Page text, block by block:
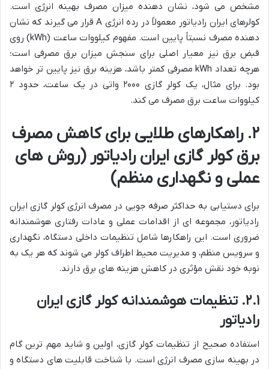
مشخص می شود، نشان دهنده میزان مصرف بهینه انرژی است.
کولرهای ایران رادیاتور معمولاً در رده انرژی A قرار می گیرند که نشان
دهنده مصرف نسبتاً پایین است. مفهوم کیلووات ساعت (kWh) روی
قبض برق نیز معیار اصلی برای سنجش میزان برق مصرفی است؛
هرچه تعداد kWh مصرفی کمتر باشد، هزینه برق نیز پایین تر خواهد
بود. برای مثال، یک کولر گازی ۲۰۰۰ واتی در یک ساعت، حدود ۲
کیلووات ساعت برق مصرف می کند.
۲. راهکارهای طلایی برای کاهش مصرف
برق کولر گازی ایران رادیاتور (روش های
عملی و نگهداری منظم)
برای دستیابی به حداکثر صرفه جویی در مصرف انرژی کولر گازی ایران
رادیاتور، مجموعه ای از اقدامات عملی و عادات رفتاری هوشمندانه
ضروری است. این راهکارها شامل تنظیمات داخلی دستگاه، نگهداری
و سرویس منظم، و مدیریت محیط اطراف کولر می شوند که هر یک به
نوبه خود نقش مؤثری در کاهش هزینه های برق دارند.
۲.۱. تنظیمات هوشمندانه کولر گازی ایران
رادیاتور
استفاده صحیح از تنظیمات کولر گازی، اولین و شاید مهم ترین گام
در بهینه سازی مصرف انرژی است. با شناخت قابلیت های دستگاه و